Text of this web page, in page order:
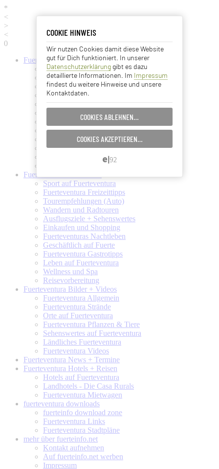
COOKIE HINWEIS
Wir nutzen Cookies damit diese Website
gut für Dich funktioniert. In unserer
Datenschutzerklärung gibt es dazu
detaillierte Informationen. Im Impressum
findest du weitere Hinweise und unsere
Kontaktdaten.
COOKIES ABLEHNEN…
COOKIES AKZEPTIEREN…
Essentielle Cookies
Analyse Cookies
EINSTELLUNGEN SPEICHERN…
ABBRECHEN…
*
<
>
<
0
FuerteventuraInformationen
Fuerteventura (Startseite)
Fuerteventura Wetter + Klima
Ortschaften auf Fuerteventura
Strände auf Fuerteventura
Pflanzen und Tiere auf Fuerte
Fuertes Kunst und Kultur
Verkehrsmittel (Taxi, Bus, Fähre)
Flughafen Fuerteventura
Ämter und Services auf Fuerte
Essen und Trinken auf Fuerte
Ärzte auf Fuerteventura
Fuerteventura
Sport auf Fuerteventura
Fuerteventura Freizeittipps
Tourempfehlungen (Auto)
Wandern und Radtouren
Ausflugsziele + Sehenswertes
Einkaufen und Shopping
Fuerteventuras Nachtleben
Geschäftlich auf Fuerte
Fuerteventura Gastrotipps
Leben auf Fuerteventura
Wellness und Spa
Reisevorbereitung
Fuerteventura Bilder + Videos
Fuerteventura Allgemein
Fuerteventura Strände
Orte auf Fuerteventura
Fuerteventura Pflanzen & Tiere
Sehenswertes auf Fuerteventura
Ländliches Fuerteventura
Fuerteventura Videos
Fuerteventura News + Termine
Fuerteventura Hotels + Reisen
Hotels auf Fuerteventura
Landhotels - Die Casa Rurals
Fuerteventura Mietwagen
fuerteventura downloads
fuerteinfo download zone
Fuerteventura Links
Fuerteventura Stadtpläne
mehr über fuerteinfo.net
Kontakt aufnehmen
Auf fuerteinfo.net werben
Impressum